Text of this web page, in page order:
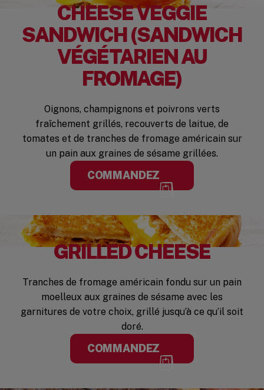
CHEESE VEGGIE
SANDWICH (SANDWICH
VÉGÉTARIEN AU
FROMAGE)
Oignons, champignons et poivrons verts
fraîchement grillés, recouverts de laitue, de
tomates et de tranches de fromage américain sur
un pain aux graines de sésame grillées.
COMMANDEZ
GRILLED CHEESE
Tranches de fromage américain fondu sur un pain
moelleux aux graines de sésame avec les
garnitures de votre choix, grillé jusqu’à ce qu’il soit
doré.
COMMANDEZ